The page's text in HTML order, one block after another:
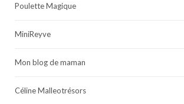
Poulette Magique
MiniReyve
Mon blog de maman
Céline Malleotrésors